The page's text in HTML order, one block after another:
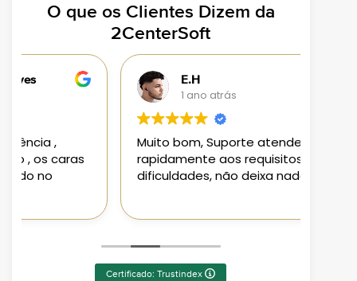
O que os Clientes Dizem da
2CenterSoft
E.H
1 ano atrás
Muito bom, Suporte atendeu
rapidamente aos requisitos e
dificuldades, não deixa nada a desejar
Certificado: Trustindex